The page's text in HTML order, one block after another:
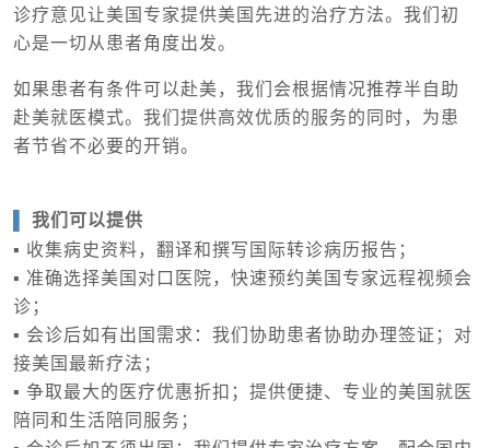
诊疗意见让美国专家提供美国先进的治疗方法。我们初
心是一切从患者角度出发。
如果患者有条件可以赴美，我们会根据情况推荐半自助
赴美就医模式。我们提供高效优质的服务的同时，为患
者节省不必要的开销。
我们可以提供
▪ 收集病史资料，翻译和撰写国际转诊病历报告；
▪ 准确选择美国对口医院，快速预约美国专家远程视频会
诊；
▪ 会诊后如有出国需求：我们协助患者协助办理签证；对
接美国最新疗法；
▪ 争取最大的医疗优惠折扣； 提供便捷、专业的美国就医
陪同和生活陪同服务；